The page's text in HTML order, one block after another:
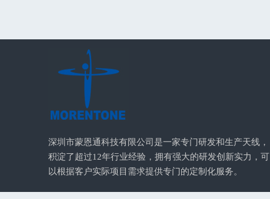
深圳市蒙恩通科技有限公司是一家专门研发和生产天线，
积淀了超过12年行业经验，拥有强大的研发创新实力，可
以根据客户实际项目需求提供专门的定制化服务。